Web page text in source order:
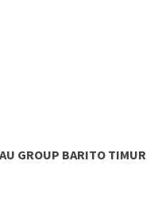
GROUP BARITO TIMUR